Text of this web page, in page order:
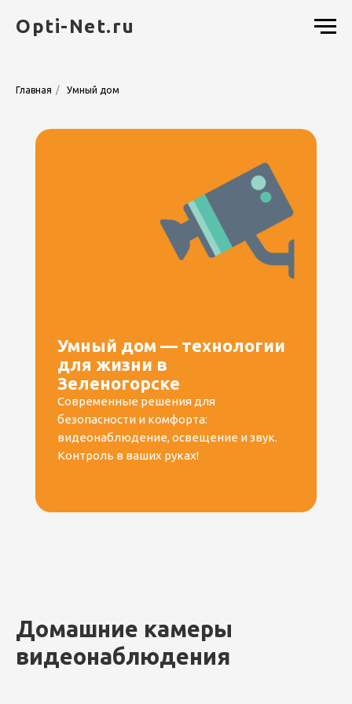
Opti-Net.ru
Главная / Умный дом
Умный дом — технологии
для жизни в
Зеленогорске
Современные решения для
безопасности и комфорта:
видеонаблюдение, освещение и звук.
Контроль в ваших руках!
Домашние камеры
видеонаблюдения